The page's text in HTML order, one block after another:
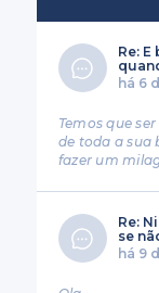
Re:
há 6
Temos que
de toda a sua
fazer um
Re:
se
há 9